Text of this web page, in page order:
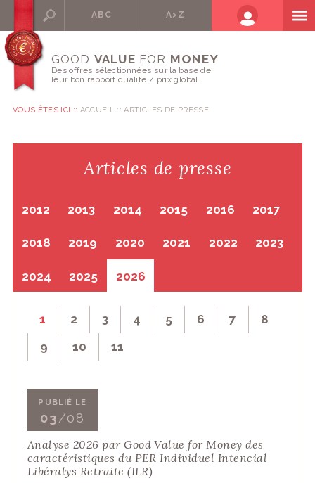
ABC A>Z
GOOD VALUE FOR MONEY
Des offres sélectionnées sur la base de
leur bon rapport qualité / prix global
VOUS ÊTES ICI :: ACCUEIL ARTICLES DE PRESSE
Articles de presse
2012 2013 2014 2015 2016 2017
2018 2019 2020 2021 2022 2023
2024 2025 2026
1 2 3 4 5 6 7
8
9
10 11
PUBLIÉ LE
03/08
Analyse 2026 par Good Value for Money des
caractéristiques du PER Individuel Intencial
Libéralys Retraite (ILR)